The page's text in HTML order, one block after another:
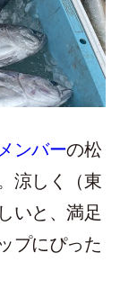
ンバーの松
涼しく（東
いと、満足
プにぴった